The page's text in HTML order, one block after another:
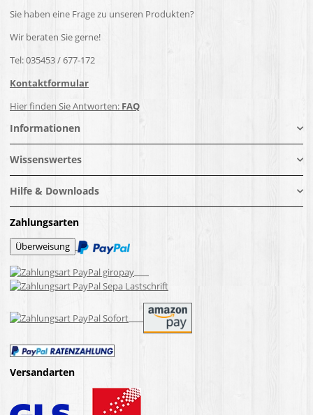
Sie haben eine Frage zu unseren Produkten?
Wir beraten Sie gerne!
Tel: 035453 / 677-172
Kontaktformular
Hier finden Sie Antworten: FAQ
Informationen
Wissenswertes
Hilfe & Downloads
Zahlungsarten
Versandarten